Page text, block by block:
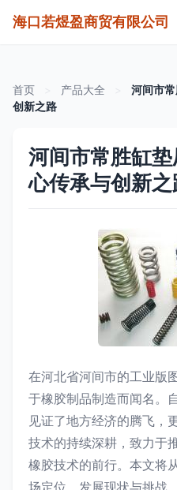
海口若煜盈商贸有限公司
首页 产品大全
河间市
创新之路
河间市常胜缸
心传承与创新之
在河北省河间市的工业版
于橡胶制品制造而闻名。
见证了地方经济的腾飞，
技术的持续深耕，致力于
橡胶技术的前行。本文将
场定位、发展现状与挑战